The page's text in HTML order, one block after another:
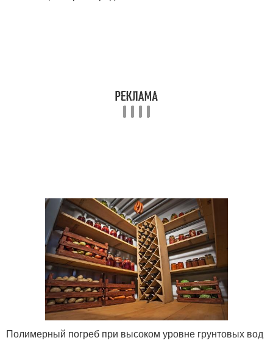
Полимерный погреб при высоком уровне грунтовых вод